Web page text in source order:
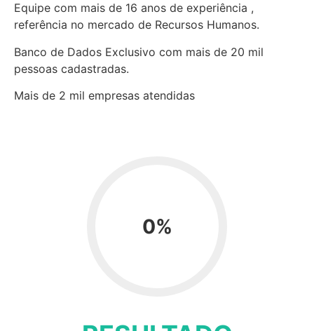
Equipe com mais de 16 anos de experiência ,
referência no mercado de Recursos Humanos.
Banco de Dados Exclusivo com mais de 20 mil
pessoas cadastradas.
Mais de 2 mil empresas atendidas
0%